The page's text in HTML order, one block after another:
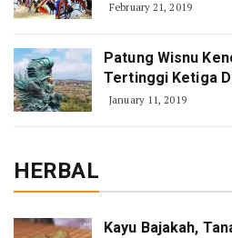
February 21, 2019
Patung Wisnu
Tertinggi Ketiga
January 11, 2019
HERBAL
Kayu Bajakah,